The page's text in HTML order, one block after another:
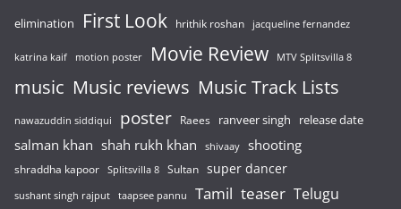
elimination First Look hrithik roshan jacqueline fernandez
katrina kaif motion poster Movie Review MTV Splitsvilla 8
music Music reviews Music Track Lists
nawazuddin siddiqui poster Raees ranveer singh release date
salman khan shah rukh khan shivaay shooting
shraddha kapoor Splitsvilla 8 Sultan super dancer
sushant singh rajput taapsee pannu Tamil teaser Telugu